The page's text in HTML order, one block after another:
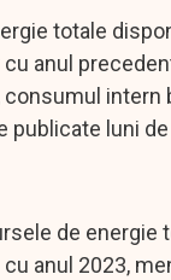
totale
anul
consumul
publicate luni
de energie
anul 2023,